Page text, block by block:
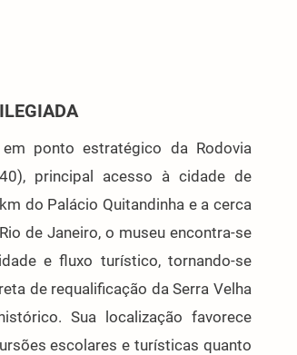
ponto estratégico da Rodovia
principal acesso à cidade de
do Palácio Quitandinha e a cerca
de Janeiro, o museu encontra-se
e fluxo turístico, tornando-se
de requalificação da Serra Velha
Sua localização favorece
escolares e turísticas quanto